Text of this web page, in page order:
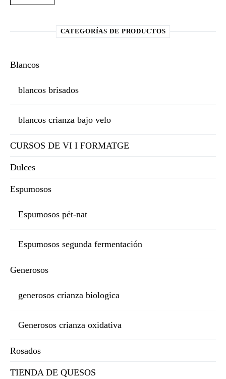
CATEGORÍAS DE PRODUCTOS
Blancos
blancos brisados
blancos crianza bajo velo
CURSOS DE VI I FORMATGE
Dulces
Espumosos
Espumosos pét-nat
Espumosos segunda fermentación
Generosos
generosos crianza biologica
Generosos crianza oxidativa
Rosados
TIENDA DE QUESOS